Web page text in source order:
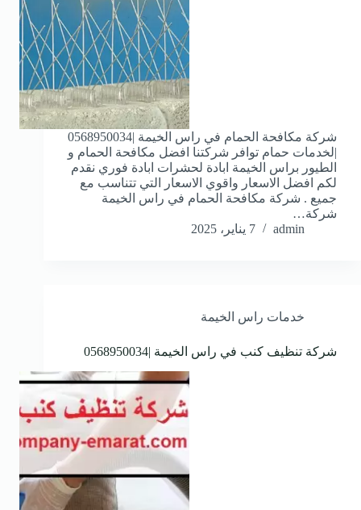
شركة مكافحة الحمام في راس الخيمة |0568950034
|لخدمات حمام توافر شركتنا افضل مكافحة الحمام و
الطيور براس الخيمة ابادة لحشرات ابادة فوري نقدم
لكم افضل الاسعار واقوي الاسعار التي تتناسب مع
جميع . شركة مكافحة الحمام في راس الخيمة
شركة…
admin
7 يناير، 2025
خدمات راس الخيمة
شركة تنظيف كنب في راس الخيمة |0568950034